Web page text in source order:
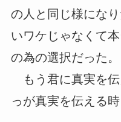
の人と同じ様にな
いワケじゃなくて
の為の選択だった。
もう君に真実を
っが真実を伝える